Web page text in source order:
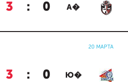
3 : 0 А�
20 МАРТА
3 : 0 Ю�